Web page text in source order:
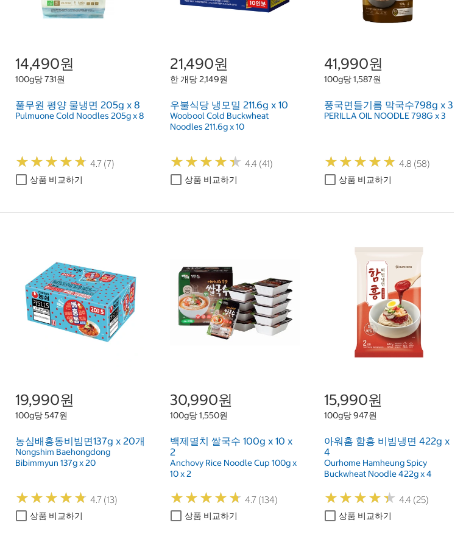
14,490원
100g당 731원
풀무원 평양 물냉면 205g x 8
Pulmuone Cold Noodles 205g x 8
★★★★★
★★★★★ 4.7 (7)
상품 비교하기
21,490원
한 개당 2,149원
우불식당 냉모밀 211.6g x 10
Woobool Cold Buckwheat
Noodles 211.6g x 10
★★★★★
★★★★★ 4.4 (41)
상품 비교하기
41,990원
100g당 1,587원
풍국면들기름 막국수798g x 3
PERILLA OIL NOODLE 798G x 3
★★★★★
★★★★★ 4.8 (58)
상품 비교하기
19,990원
100g당 547원
농심배홍동비빔면137g x 20개
Nongshim Baehongdong
Bibimmyun 137g x 20
★★★★★
★★★★★ 4.7 (13)
상품 비교하기
30,990원
100g당 1,550원
백제멸치 쌀국수 100g x 10 x
2
Anchovy Rice Noodle Cup 100g x
10 x 2
★★★★★
★★★★★ 4.7 (134)
상품 비교하기
15,990원
100g당 947원
아워홈 함흥 비빔냉면 422g x
4
Ourhome Hamheung Spicy
Buckwheat Noodle 422g x 4
★★★★★
★★★★★ 4.4 (25)
상품 비교하기